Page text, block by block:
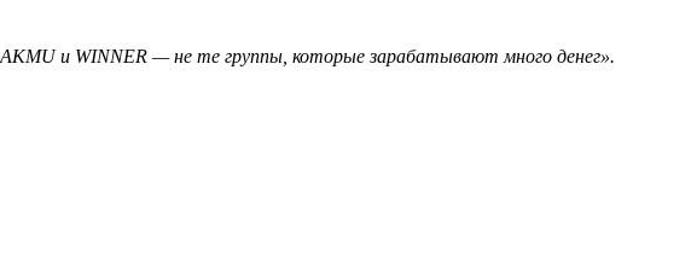
и WINNER — не те группы, которые зарабатывают много денег».